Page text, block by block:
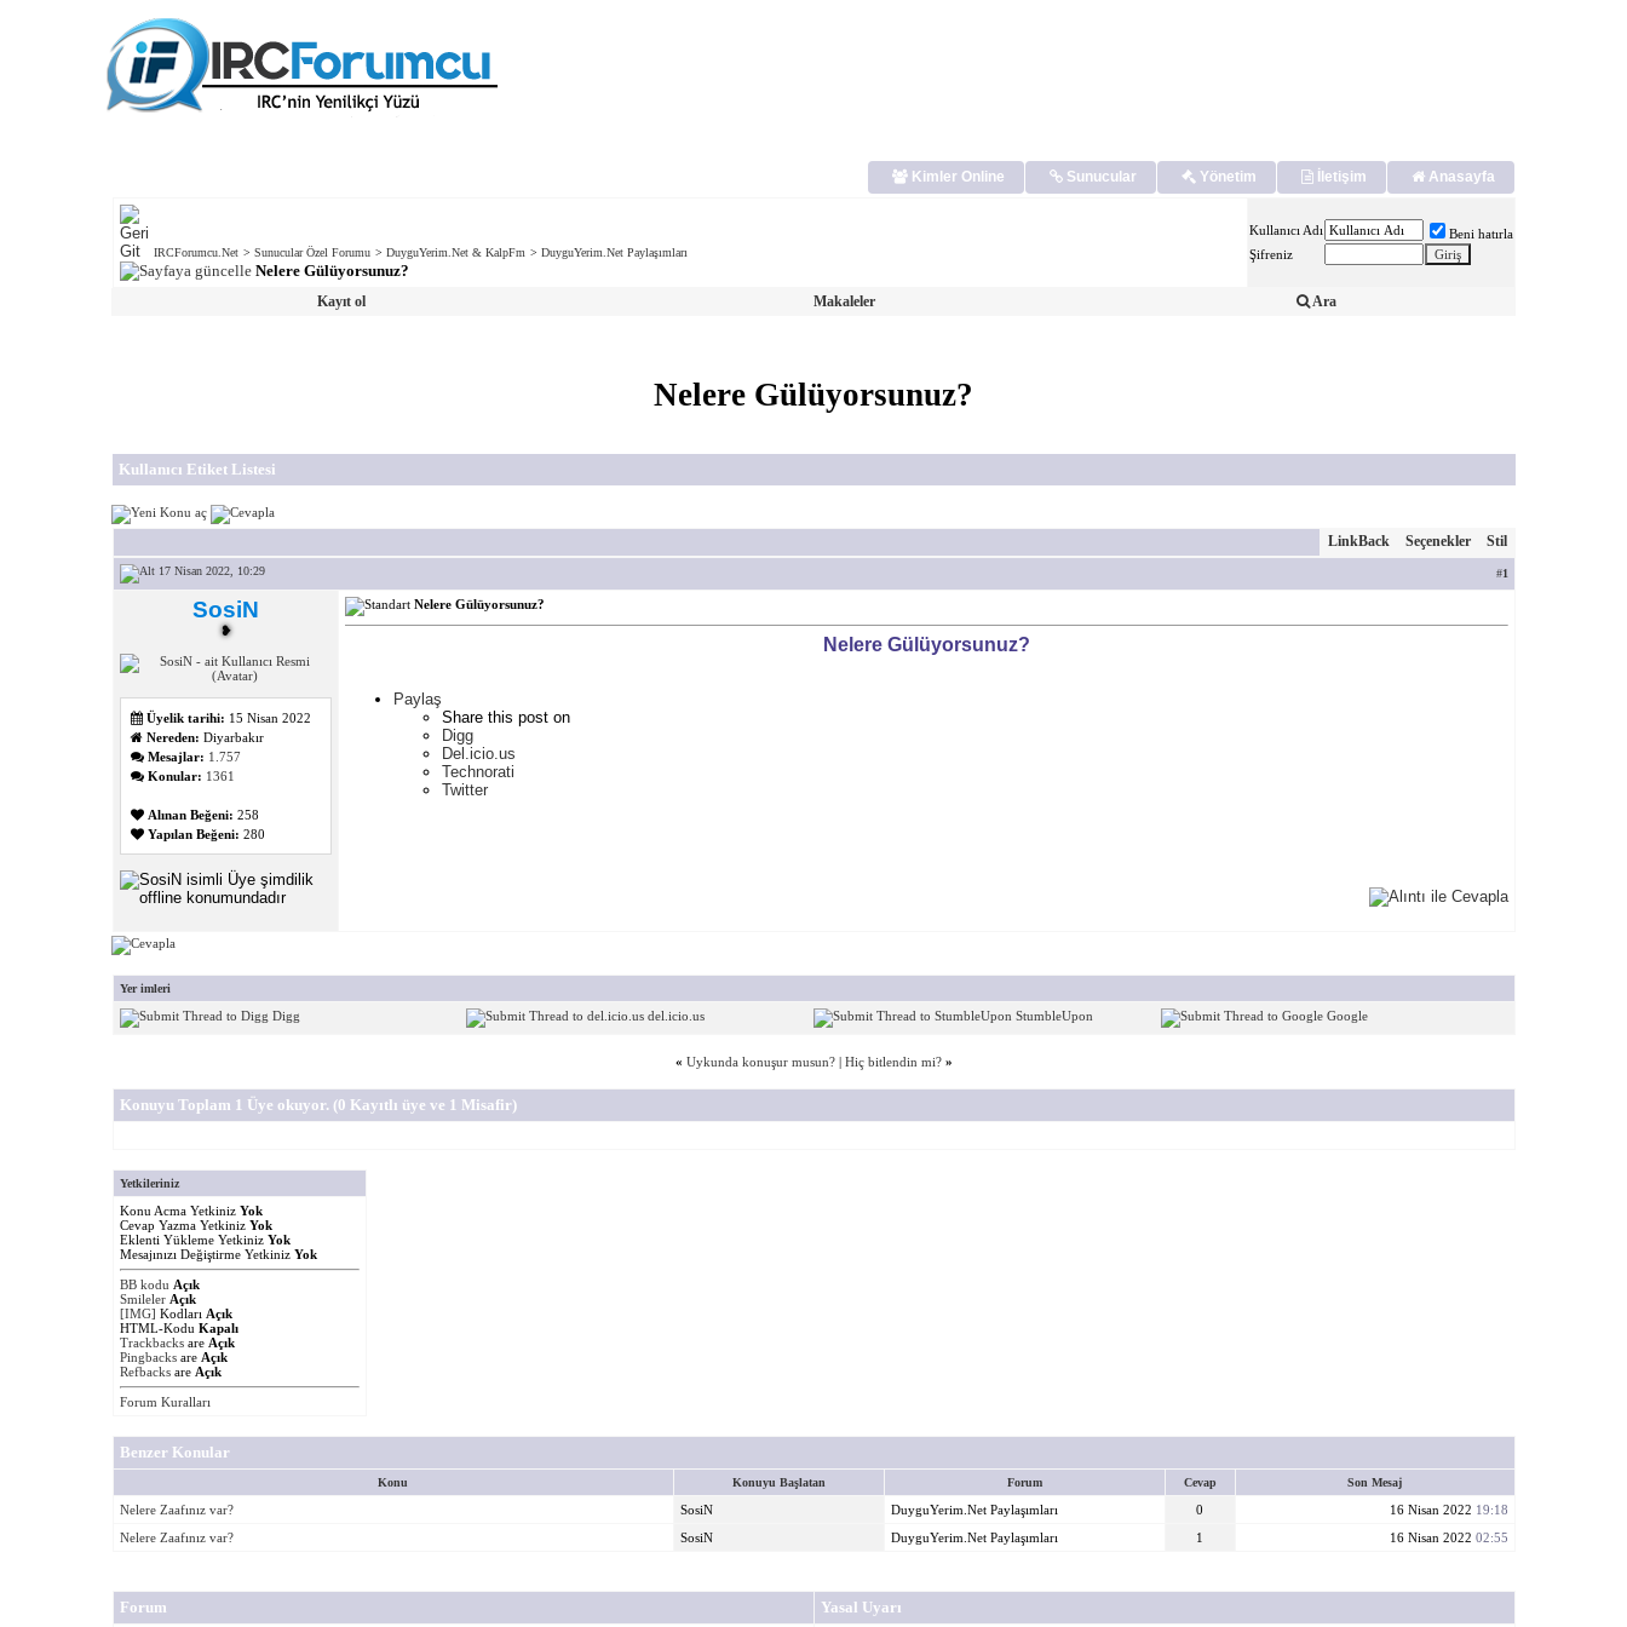
Anasayfa
İletişim
Yönetim
Sunucular
Kimler Online
IRCForumcu.Net > Sunucular Özel Forumu > DuyguYerim.Net & KalpFm > DuyguYerim.Net Paylaşımları
Nelere Gülüyorsunuz?
Kullanıcı Adı
Beni hatırla
Şifreniz
Kayıt ol Makaleler Ara
Nelere Gülüyorsunuz?
Kullanıcı Etiket Listesi
LinkBack Seçenekler Stil
17 Nisan 2022, 10:29 #1
SosiN
❥
Üyelik tarihi: 15 Nisan 2022
Nereden: Diyarbakır
Mesajlar: 1.757
Konular: 1361
Alınan Beğeni: 258
Yapılan Beğeni: 280
Nelere Gülüyorsunuz?
Nelere Gülüyorsunuz?
Paylaş
Share this post on
Digg
Del.icio.us
Technorati
Twitter
Yer imleri
Digg del.icio.us StumbleUpon Google
« Uykunda konuşur musun?| Hiç bitlendin mi? »
Konuyu Toplam 1 Üye okuyor. (0 Kayıtlı üye ve 1 Misafir)
Yetkileriniz
Konu Acma Yetkiniz Yok
Cevap Yazma Yetkiniz Yok
Eklenti Yükleme Yetkiniz Yok
Mesajınızı Değiştirme Yetkiniz Yok
BB kodu Açık
Smileler Açık
[IMG] Kodları Açık
HTML-Kodu Kapalı
Trackbacksare Açık
Pingbacksare Açık
Refbacksare Açık
Forum Kuralları
Benzer Konular
Konu Konuyu Başlatan Forum Cevap Son Mesaj
Nelere Zaafınız var? SosiN DuyguYerim.Net Paylaşımları 0 16 Nisan 2022 19:18
Nelere Zaafınız var?
SosiN DuyguYerim.Net Paylaşımları 1 16 Nisan 2022 02:55
Forum Yasal Uyarı